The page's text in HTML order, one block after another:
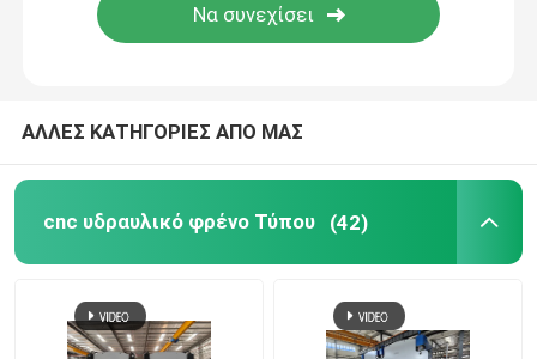
κομμένα κατά μήκος του μηχανήματος
ρόλος προστατευτικών κιγκλιδωμάτων που
υδραυλική κουρεύοντας μηχανή
Ατσαλοβολή Machine
ΑΛΛΕΣ ΚΑΤΗΓΟΡΙΕΣ ΑΠΟ ΜΑΣ
cnc υδραυλικό φρένο Τύπου (42)